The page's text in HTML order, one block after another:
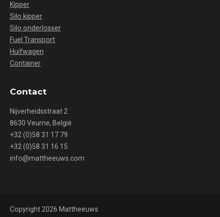
Kipper
Silo kipper
Silo onderlosser
Fuel Transport
Huifwagen
Container
Contact
Nijverheidsstraat 2
8630 Veurne, België
+32 (0)58 31 17 79
+32 (0)58 31 16 15
info@mattheeuws.com
Copyright 2026 Mattheeuws